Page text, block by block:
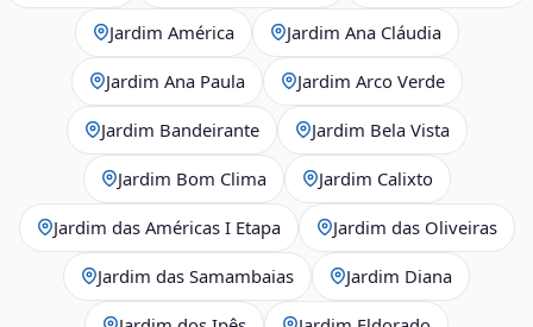
Jardim América Jardim Ana Cláudia
Jardim Ana Paula Jardim Arco Verde
Jardim Bandeirante Jardim Bela Vista
Jardim Bom Clima Jardim Calixto
Jardim das Américas I Etapa Jardim das Oliveiras
Jardim das Samambaias Jardim Diana